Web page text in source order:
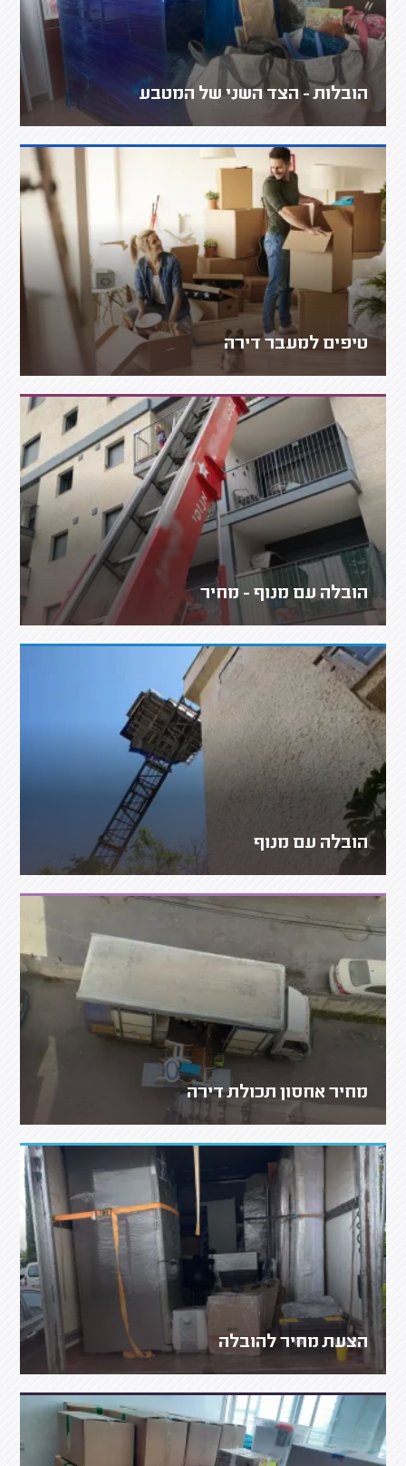
הובלות - הצד השני של המטבע
טיפים למעבר דירה
הובלה עם מנוף - מחיר
הובלה עם מנוף
מחיר אחסון תכולת דירה
הצעת מחיר להובלה